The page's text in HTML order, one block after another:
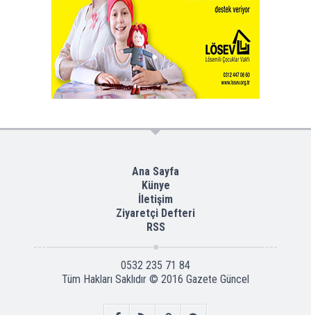
Ana Sayfa
Künye
İletişim
Ziyaretçi Defteri
RSS
0532 235 71 84
Tüm Hakları Saklıdır © 2016 Gazete Güncel